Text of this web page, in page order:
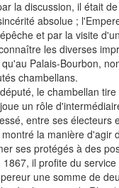
la discussion, il était
absolue ;
et par la visite
les diverses
Palais-Bourbon,
chambellans.
le chambellan
un rôle
entre ses électeurs
la manière d'agir
ses protégés à des
il profite du
une somme de